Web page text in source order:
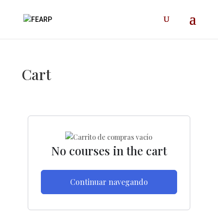
Cart
No courses in the cart
Continuar navegando